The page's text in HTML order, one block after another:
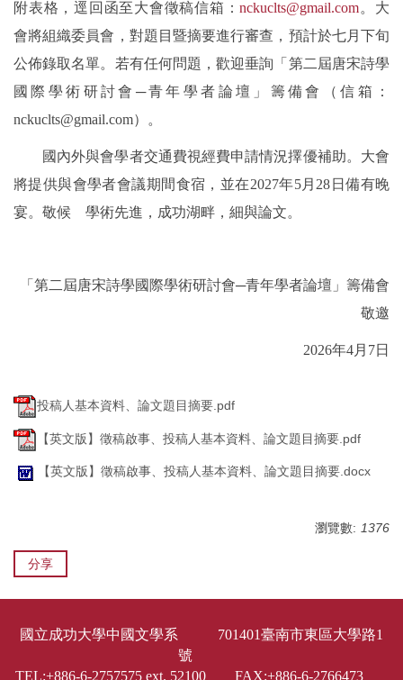
附表格，逕回函至大會徵稿信箱：nckuclts@gmail.com。大
會將組織委員會，對題目暨摘要進行審查，預計於七月下旬
公佈錄取名單。若有任何問題，歡迎垂詢「第二屆唐宋詩學
國際學術研討會─青年學者論壇」籌備會（信箱：
nckuclts@gmail.com）。
國內外與會學者交通費視經費申請情況擇優補助。大會
將提供與會學者會議期間食宿，並在2027年5月28日備有晚
宴。敬候 學術先進，成功湖畔，細與論文。
「第二屆唐宋詩學國際學術研討會─青年學者論壇」籌備會
敬邀
2026年4月7日
投稿人基本資料、論文題目摘要.pdf
【英文版】徵稿啟事、投稿人基本資料、論文題目摘要.pdf
【英文版】徵稿啟事、投稿人基本資料、論文題目摘要.docx
瀏覽數: 1376
分享
國立成功大學中國文學系 701401臺南市東區大學路1
號
TEL:+886-6-2757575 ext. 52100 FAX:+886-6-2766473